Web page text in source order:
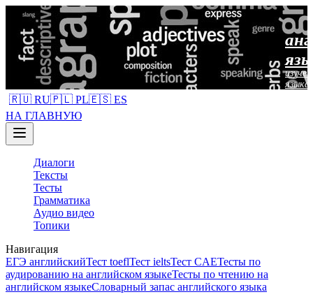
языка
🇷🇺 RU🇵🇱 PL🇪🇸 ES
НА ГЛАВНУЮ
Диалоги
Тексты
Тесты
Грамматика
Аудио видео
Топики
Навигация
ЕГЭ английскийТест toeflТест ieltsТест CAEТесты по
аудированию на английском языкеТесты по чтению на
английском языкеСловарный запас английского языка